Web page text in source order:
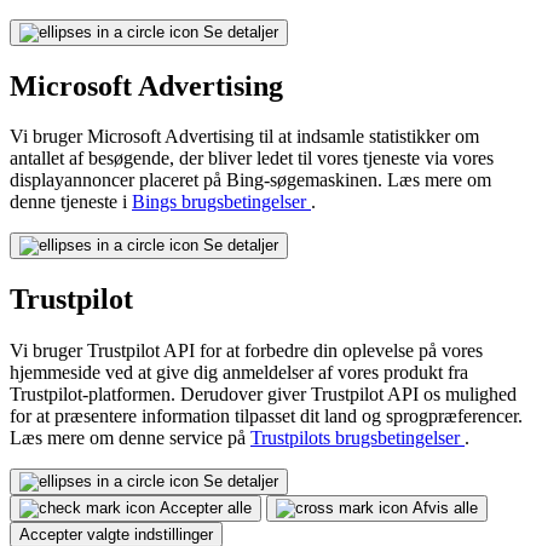
Se detaljer
Microsoft Advertising
Vi bruger Microsoft Advertising til at indsamle statistikker om
antallet af besøgende, der bliver ledet til vores tjeneste via vores
displayannoncer placeret på Bing-søgemaskinen. Læs mere om
denne tjeneste i Bings brugsbetingelser .
Se detaljer
Trustpilot
Vi bruger Trustpilot API for at forbedre din oplevelse på vores
hjemmeside ved at give dig anmeldelser af vores produkt fra
Trustpilot-platformen. Derudover giver Trustpilot API os mulighed
for at præsentere information tilpasset dit land og sprogpræferencer.
Læs mere om denne service på Trustpilots brugsbetingelser .
Se detaljer
Accepter alle
Afvis alle
Accepter valgte indstillinger